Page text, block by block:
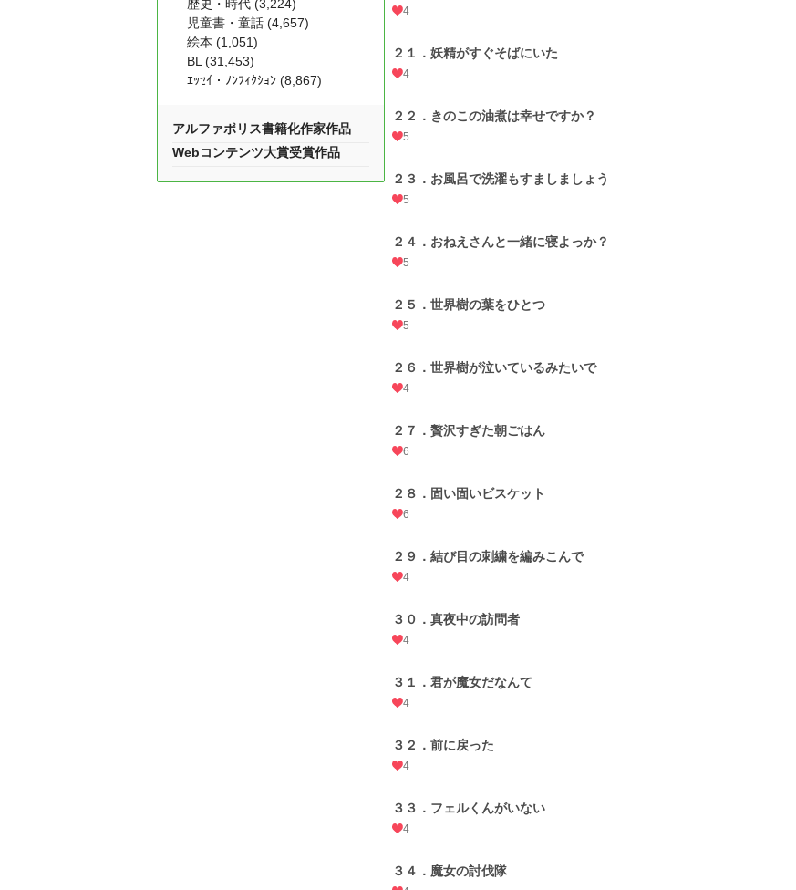
4
２１．妖精がすぐそばにいた
4
２２．きのこの油煮は幸せですか？
5
２３．お風呂で洗濯もすましましょう
5
２４．おねえさんと一緒に寝よっか？
5
２５．世界樹の葉をひとつ
5
２６．世界樹が泣いているみたいで
4
２７．贅沢すぎた朝ごはん
6
２８．固い固いビスケット
6
２９．結び目の刺繍を編みこんで
4
３０．真夜中の訪問者
4
３１．君が魔女だなんて
4
３２．前に戻った
4
３３．フェルくんがいない
4
３４．魔女の討伐隊
歴史・時代 (3,224)
児童書・童話 (4,657)
絵本 (1,051)
BL (31,453)
ｴｯｾｲ・ﾉﾝﾌｨｸｼｮﾝ (8,867)
アルファポリス書籍化作家作品
Webコンテンツ大賞受賞作品